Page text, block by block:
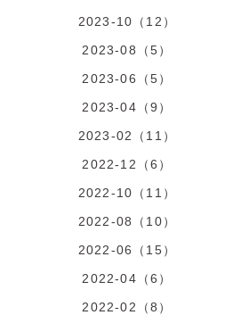
2023-10（12）
2023-08（5）
2023-06（5）
2023-04（9）
2023-02（11）
2022-12（6）
2022-10（11）
2022-08（10）
2022-06（15）
2022-04（6）
2022-02（8）